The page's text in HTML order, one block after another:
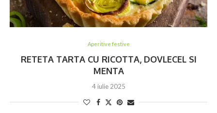
Aperitive festive
RETETA TARTA CU RICOTTA, DOVLECEL SI
MENTA
4 iulie 2025